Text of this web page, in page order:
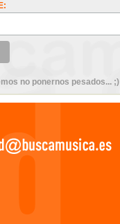
no ponernos pesados... ;)